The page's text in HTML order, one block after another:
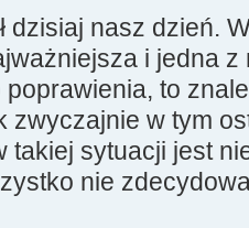
dzisiaj nasz dzień.
i jedna
to
zwyczajnie w tym
takiej sytuacji jest
nie